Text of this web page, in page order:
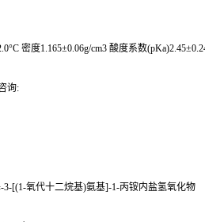
密度1.165±0.06g/cm3 酸度系数
询:
3-[(1-氧代十二烷基)氨基]-1-丙铵内盐氢氧化物